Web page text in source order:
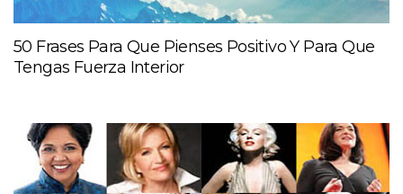
50 Frases Para Que Pienses Positivo Y Para Que
Tengas Fuerza Interior